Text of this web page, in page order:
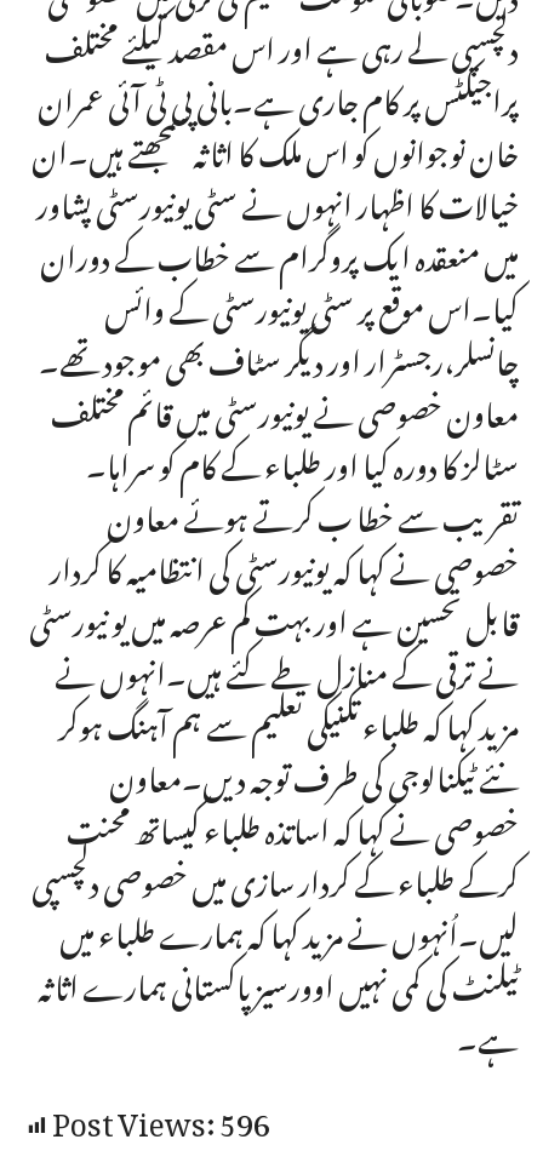
دلچسپی لے رہی ہے اور اس مقصد کیلئے مختلف
پراجیکٹس پر کام جاری ہے۔بانی پی ٹی آئی عمران
خان نوجوانوں کو اس ملک کا اثاثہ سمجھتے ہیں۔ان
خیالات کا اظہار انہوں نے سٹی یونیورسٹی پشاور
میں منعقدہ ایک پروگرام سے خطاب کے دوران
کیا۔اس موقع پر سٹی یونیورسٹی کے وائس
چانسلر،رجسٹرار اور دیگر سٹاف بھی موجود تھے۔
معاون خصوصی نے یونیورسٹی میں قائم مختلف
سٹالز کا دورہ کیا اور طلباء کے کام کو سراہا۔
تقریب سے خطا ب کرتے ہوئے معاون
خصوصی نے کہا کہ یونیورسٹی کی انتظامیہ کا کردار
قابل تحسین ہے اور بہت کم عرصہ میں یو نیورسٹی
نے ترقی کے منازل طے کئے ہیں۔انہوں نے
مزید کہا کہ طلباء تکنیکی تعلیم سے ہم آہنگ ہوکر
نئے ٹیکنالوجی کی طرف توجہ دیں۔معاون
خصوصی نے کہا کہ اساتذہ طلباء کیساتھ محنت
کرکے طلباء کے کردار سازی میں خصوصی دلچسپی
لیں۔اُنہوں نے مزید کہا کہ ہمارے طلباء میں
ٹیلنٹ کی کمی نہیں اوورسیز پاکستانی ہمارے اثاثہ
ہے۔
Post Views:596